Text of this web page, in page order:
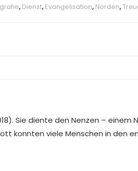
, Dienst, Evangelisation, Norden,
Sie diente den Nenzen – einem
konnten viele Menschen in den